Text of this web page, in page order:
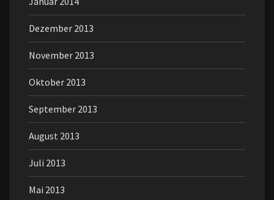
Dezember 2013
November 2013
Oktober 2013
September 2013
August 2013
Juli 2013
Mai 2013